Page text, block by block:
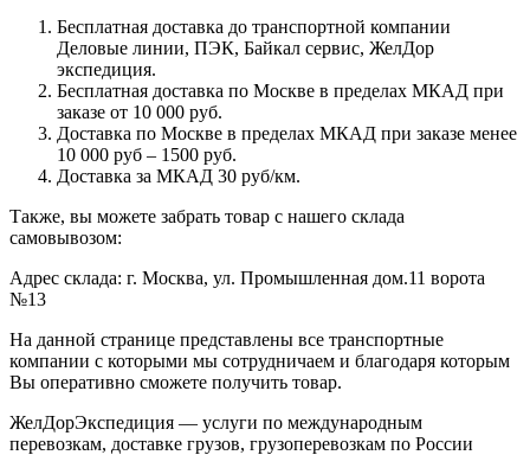
Бесплатная доставка до транспортной компании
Деловые линии, ПЭК, Байкал сервис, ЖелДор
экспедиция.
Бесплатная доставка по Москве в пределах МКАД при
заказе от 10 000 руб.
Доставка по Москве в пределах МКАД при заказе менее
10 000 руб – 1500 руб.
Доставка за МКАД 30 руб/км.
Также, вы можете забрать товар с нашего склада
самовывозом:
Адрес склада: г. Москва, ул. Промышленная дом.11 ворота
№13
На данной странице представлены все транспортные
компании с которыми мы сотрудничаем и благодаря которым
Вы оперативно сможете получить товар.
ЖелДорЭкспедиция — услуги по международным
перевозкам, доставке грузов, грузоперевозкам по России